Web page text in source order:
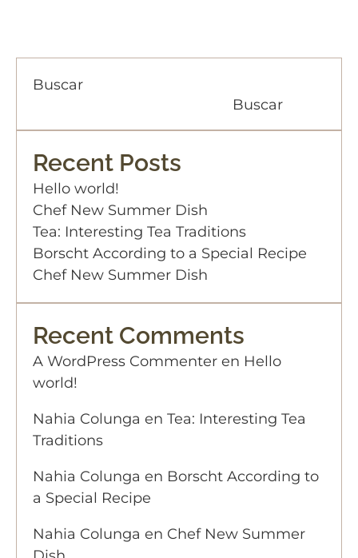
Buscar
Buscar
Recent Posts
Hello world!
Chef New Summer Dish
Tea: Interesting Tea Traditions
Borscht According to a Special Recipe
Chef New Summer Dish
Recent Comments
A WordPress Commenter en Hello
world!
Nahia Colunga en Tea: Interesting Tea
Traditions
Nahia Colunga en Borscht According to
a Special Recipe
Nahia Colunga en Chef New Summer